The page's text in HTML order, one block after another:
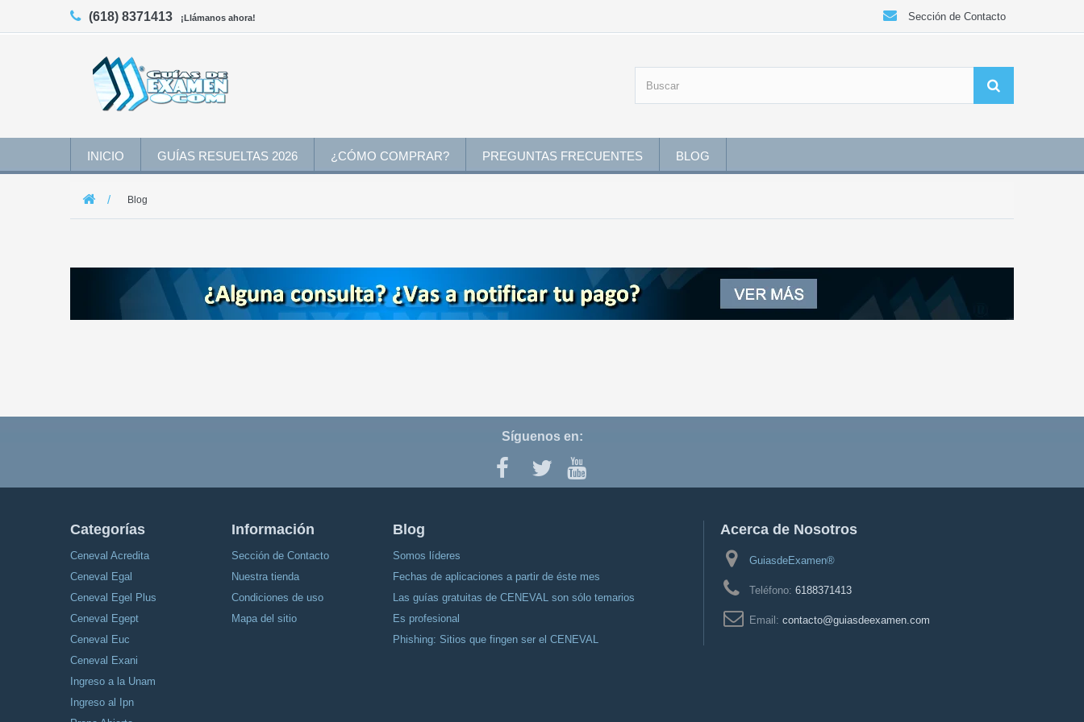
Sección de Contacto
(618) 8371413 ¡Llámanos ahora!
INICIO GUÍAS RESUELTAS 2026 ¿CÓMO COMPRAR? PREGUNTAS FRECUENTES BLOG
Blog
Síguenos en:
Categorías
Ceneval Acredita
Ceneval Egal
Ceneval Egel Plus
Ceneval Egept
Ceneval Euc
Ceneval Exani
Ingreso a la Unam
Ingreso al Ipn
Información
Sección de Contacto
Nuestra tienda
Condiciones de uso
Mapa del sitio
Blog
Somos líderes
Fechas de aplicaciones a partir de éste mes
Las guías gratuitas de CENEVAL son sólo temarios
Es profesional
Phishing: Sitios que fingen ser el CENEVAL
Acerca de Nosotros
GuiasdeExamen®
Teléfono: 6188371413
Email: contacto@guiasdeexamen.com